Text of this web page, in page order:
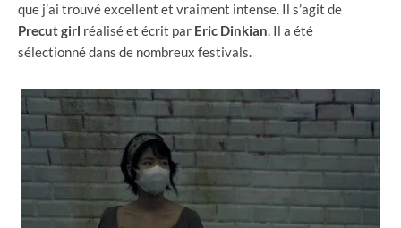
que j’ai trouvé excellent et vraiment intense. Il s’agit de
Precut girl réalisé et écrit par Eric Dinkian. Il a été
sélectionné dans de nombreux festivals.